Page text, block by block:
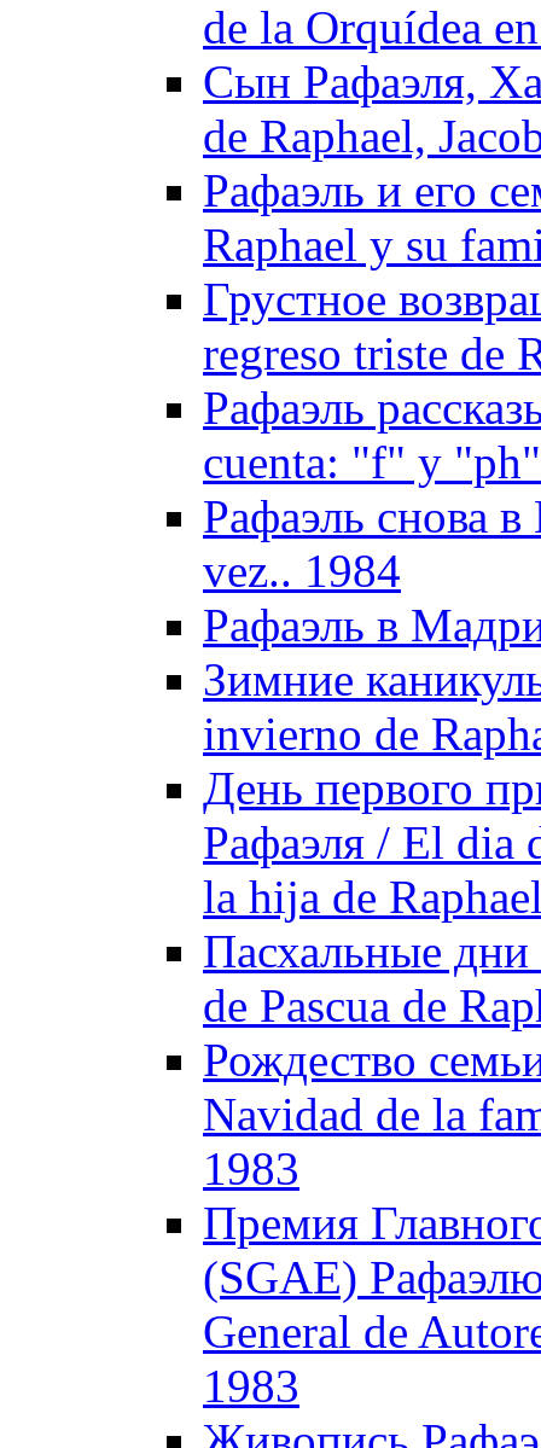
de la Orquídea
Сын Рафаэля,
de Raphael,
Рафаэль и его
Raphael y su
Грустное
regreso triste de
Рафаэль
cuenta: "f" y
Рафаэль снова
vez.. 1984
Рафаэль в
Зимние
invierno de
День первого
Рафаэля / El dia
la hija de
Пасхальные
de Pascua de
Рождество
Navidad de la
1983
Премия
(SGAE)
General de
1983